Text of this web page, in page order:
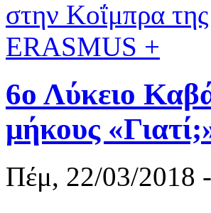
στην Κοΐμπρα
ERASMUS +
6ο Λύκειο
μήκους
Πέμ, 22/03/2018